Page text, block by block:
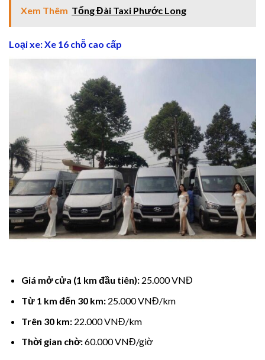
panel
panel
Xem Thêm Tổng Đài Taxi Phước Long
Loại xe: Xe 16 chỗ cao cấp
Giá mở cửa (1 km đầu tiên):25.000 VNĐ
Từ 1 km đến 30 km:25.000 VNĐ/km
Trên 30 km:22.000 VNĐ/km
Thời gian chờ:60.000 VNĐ/giờ